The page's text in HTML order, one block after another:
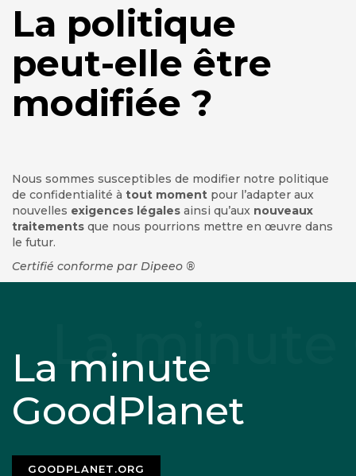
La politique
peut-elle être
modifiée ?
Nous sommes susceptibles de modifier notre politique
de confidentialité à tout moment pour l’adapter aux
nouvelles exigences légales ainsi qu’aux nouveaux
traitements que nous pourrions mettre en œuvre dans
le futur.
Certifié conforme par Dipeeo ®
La minute
GoodPlanet
GOODPLANET.ORG